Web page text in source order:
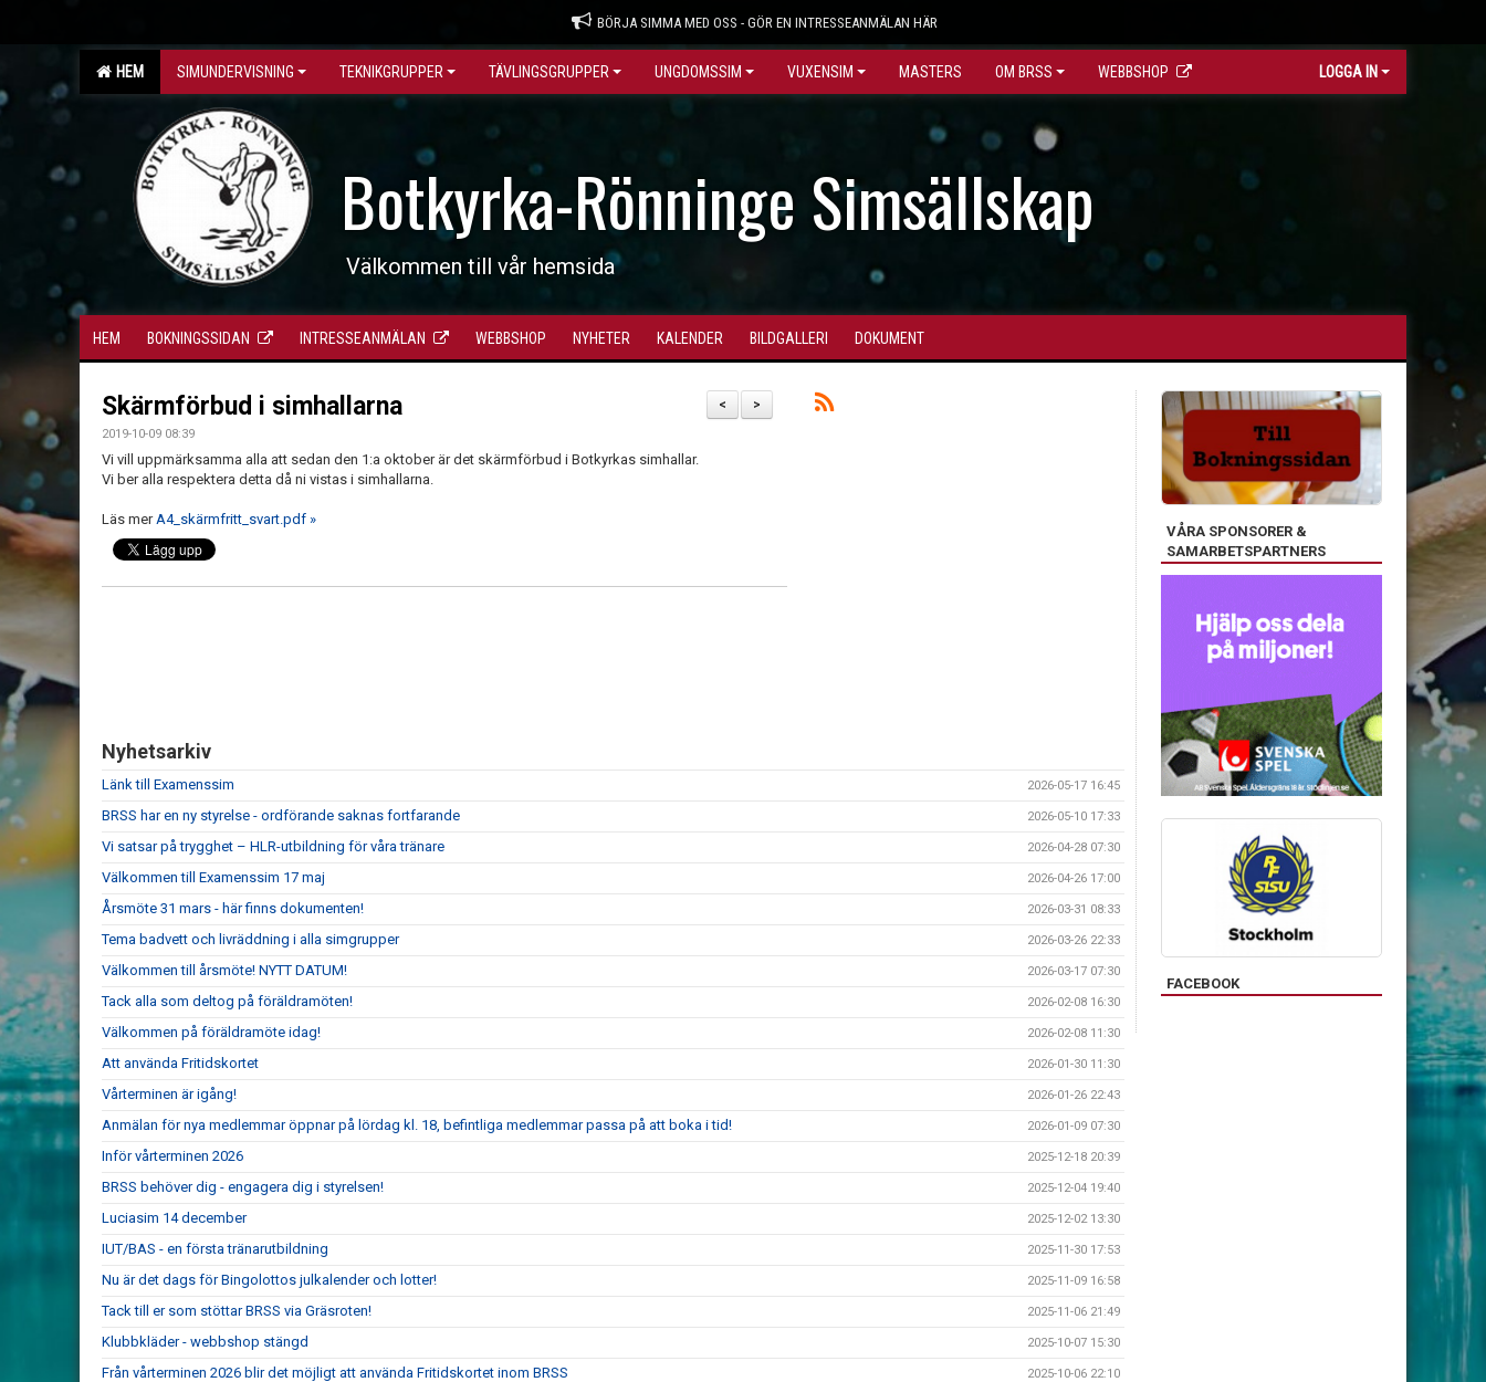
BÖRJA SIMMA MED OSS - GÖR EN INTRESSEANMÄLAN HÄR
HEM SIMUNDERVISNING TEKNIKGRUPPER TÄVLINGSGRUPPER UNGDOMSSIM VUXENSIM MASTERS OM BRSS WEBBSHOP LOGGA IN
Botkyrka-Rönninge Simsällskap
Välkommen till vår hemsida
HEM BOKNINGSSIDAN INTRESSEANMÄLAN WEBBSHOP NYHETER KALENDER BILDGALLERI DOKUMENT
>
<
Skärmförbud i simhallarna
2019-10-09 08:39
Vi vill uppmärksamma alla att sedan den 1:a oktober är det skärmförbud i Botkyrkas simhallar.
Vi ber alla respektera detta då ni vistas i simhallarna.
Läs merA4_skärmfritt_svart.pdf »
Nyhetsarkiv
Länk till Examenssim 2026-05-17 16:45
BRSS har en ny styrelse - ordförande saknas fortfarande 2026-05-10 17:33
Vi satsar på trygghet – HLR-utbildning för våra tränare 2026-04-28 07:30
Välkommen till Examenssim 17 maj 2026-04-26 17:00
Årsmöte 31 mars - här finns dokumenten! 2026-03-31 08:33
Tema badvett och livräddning i alla simgrupper 2026-03-26 22:33
Välkommen till årsmöte! NYTT DATUM! 2026-03-17 07:30
Tack alla som deltog på föräldramöten! 2026-02-08 16:30
Välkommen på föräldramöte idag! 2026-02-08 11:30
Att använda Fritidskortet 2026-01-30 11:30
Vårterminen är igång! 2026-01-26 22:43
Anmälan för nya medlemmar öppnar på lördag kl. 18, befintliga medlemmar passa på att boka i tid! 2026-01-09 07:30
Inför vårterminen 2026 2025-12-18 20:39
BRSS behöver dig - engagera dig i styrelsen! 2025-12-04 19:40
Luciasim 14 december 2025-12-02 13:30
IUT/BAS - en första tränarutbildning 2025-11-30 17:53
Nu är det dags för Bingolottos julkalender och lotter! 2025-11-09 16:58
Tack till er som stöttar BRSS via Gräsroten! 2025-11-06 21:49
Klubbkläder - webbshop stängd 2025-10-07 15:30
Från vårterminen 2026 blir det möjligt att använda Fritidskortet inom BRSS 2025-10-06 22:10
VÅRA SPONSORER &
SAMARBETSPARTNERS
FACEBOOK